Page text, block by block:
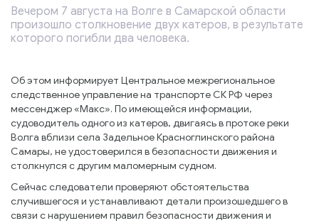
Вечером 7 августа на Волге в Самарской области
произошло столкновение двух катеров, в результате
которого погибли два человека.
Об этом информирует Центральное межрегиональное
следственное управление на транспорте СК РФ через
мессенджер «Макс». По имеющейся информации,
судоводитель одного из катеров, двигаясь в протоке реки
Волга вблизи села Задельное Красноглинского района
Самары, не удостоверился в безопасности движения и
столкнулся с другим маломерным судном.
Сейчас следователи проверяют обстоятельства
случившегося и устанавливают детали произошедшего в
связи с нарушением правил безопасности движения и